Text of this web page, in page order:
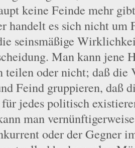
keine Feinde mehr
handelt es sich nicht
seinsmäßige
Man kann jene
teilen oder nicht; daß die
Feind gruppieren, daß
jedes politisch
man
oder der Gegner